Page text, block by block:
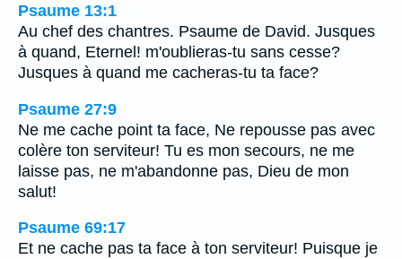
Psaume 13:1
Au chef des chantres. Psaume de David. Jusques
à quand, Eternel! m'oublieras-tu sans cesse?
Jusques à quand me cacheras-tu ta face?
Psaume 27:9
Ne me cache point ta face, Ne repousse pas avec
colère ton serviteur! Tu es mon secours, ne me
laisse pas, ne m'abandonne pas, Dieu de mon
salut!
Psaume 69:17
Et ne cache pas ta face à ton serviteur! Puisque je